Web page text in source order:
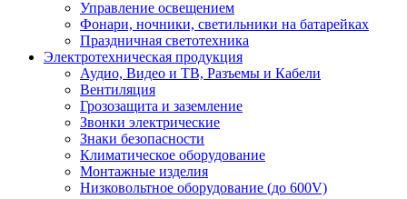
Управление освещением
Фонари, ночники, светильники на батарейках
Праздничная светотехника
Электротехническая продукция
Аудио, Видео и ТВ, Разъемы и Кабели
Вентиляция
Грозозащита и заземление
Звонки электрические
Знаки безопасности
Климатическое оборудование
Монтажные изделия
Низковольтное оборудование (до 600V)